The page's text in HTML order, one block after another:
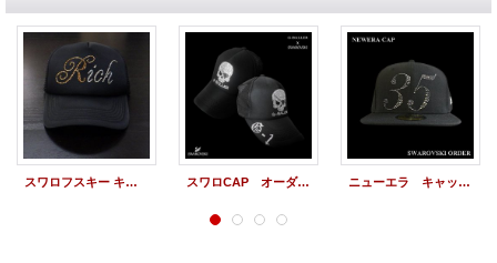
スワロフスキー キャップ イニシャル オーダーメイド スワロCAP スワロCAP オーダーメイド 製作 オーダーキャップ イニシャル ニューエラ キャップ スワロ オーダーメイド カスタム オーダーCAP 数字